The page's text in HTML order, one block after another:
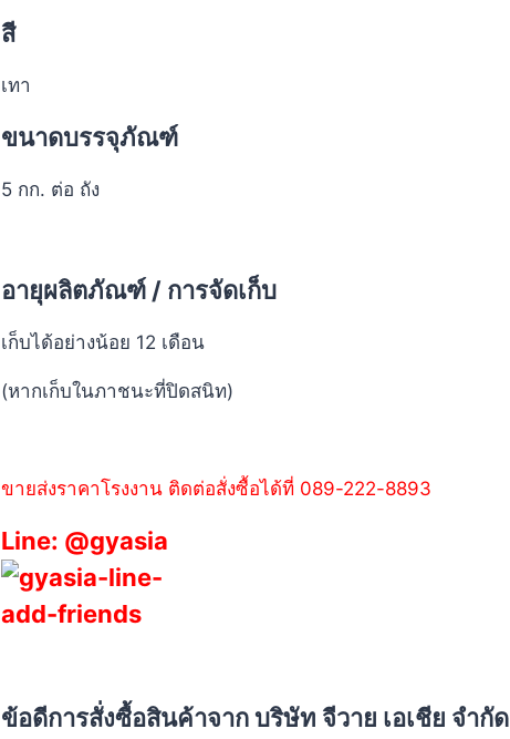
สี
เทา
ขนาดบรรจุภัณฑ์
5 กก. ต่อ ถัง
อายุผลิตภัณฑ์ / การจัดเก็บ
เก็บได้อย่างน้อย 12 เดือน
(หากเก็บในภาชนะที่ปิดสนิท)
ขายส่งราคาโรงงาน ติดต่อสั่งซื้อได้ที่ 089-222-8893
Line: @gyasia
ข้อดีการสั่งซื้อสินค้าจาก บริษัท จีวาย เอเชีย จำกัด